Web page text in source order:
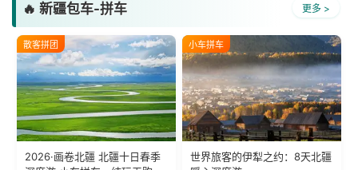
🔥 新疆包车-拼车 更多 >
散客拼团
2026·画卷北疆 北疆十日春季
小车拼车
世界旅客的伊犁之约：8天北疆